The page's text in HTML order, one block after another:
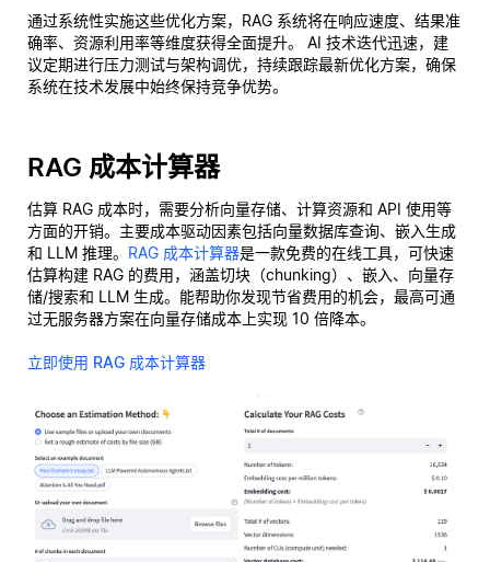
通过系统性实施这些优化方案，RAG 系统将在响应速度、结果准
确率、资源利用率等维度获得全面提升。 AI 技术迭代迅速，建
议定期进行压力测试与架构调优，持续跟踪最新优化方案，确保
系统在技术发展中始终保持竞争优势。
RAG 成本计算器
估算 RAG 成本时，需要分析向量存储、计算资源和 API 使用等
方面的开销。主要成本驱动因素包括向量数据库查询、嵌入生成
和 LLM 推理。 RAG 成本计算器是一款免费的在线工具，可快速
估算构建 RAG 的费用，涵盖切块（chunking）、嵌入、向量存
储/搜索和 LLM 生成。能帮助你发现节省费用的机会，最高可通
过无服务器方案在向量存储成本上实现 10 倍降本。
立即使用 RAG 成本计算器